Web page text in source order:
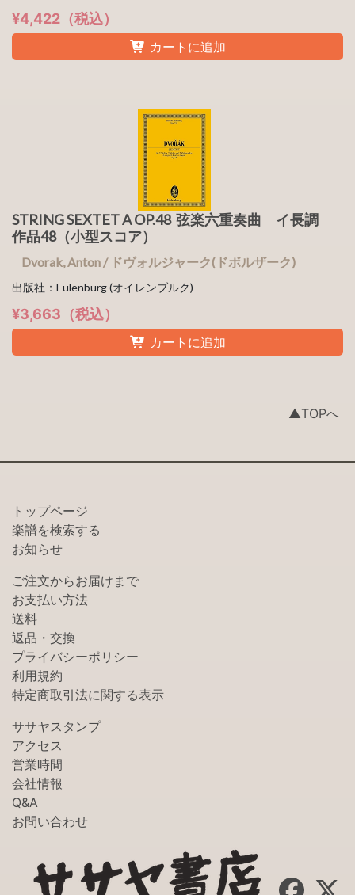
¥4,422（税込）
カートに追加
STRING SEXTET A OP.48 弦楽六重奏曲 イ長調
作品48（小型スコア）
Dvorak, Anton / ドヴォルジャーク(ドボルザーク)
出版社：Eulenburg (オイレンブルク)
¥3,663（税込）
カートに追加
▲TOPへ
トップページ
楽譜を検索する
お知らせ
ご注文からお届けまで
お支払い方法
送料
返品・交換
プライバシーポリシー
利用規約
特定商取引法に関する表示
ササヤスタンプ
アクセス
営業時間
会社情報
Q&A
お問い合わせ